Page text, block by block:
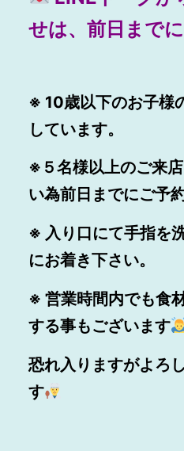
せは、前日まで
※ 10歳以下のお子様
しています。
※５名様以上のご来
い為前日までにご予
※ 入り口にて手指を
にお着き下さい。
※ 営業時間内でも食
する事もございます
恐れ入りますがよろ
す